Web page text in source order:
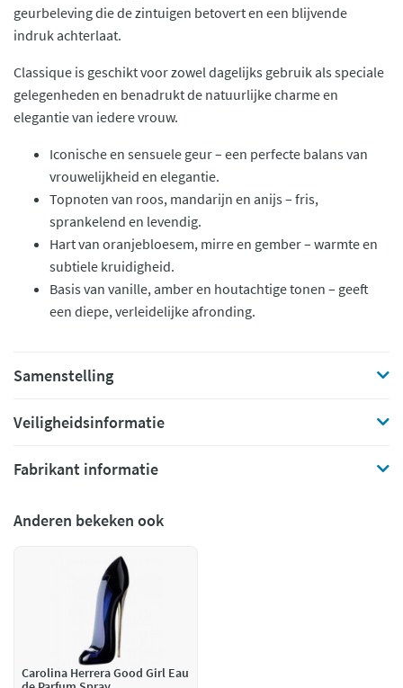
geurbeleving die de zintuigen betovert en een blijvende
indruk achterlaat.
Classique is geschikt voor zowel dagelijks gebruik als speciale
gelegenheden en benadrukt de natuurlijke charme en
elegantie van iedere vrouw.
Iconische en sensuele geur – een perfecte balans van
vrouwelijkheid en elegantie.
Topnoten van roos, mandarijn en anijs – fris,
sprankelend en levendig.
Hart van oranjebloesem, mirre en gember – warmte en
subtiele kruidigheid.
Basis van vanille, amber en houtachtige tonen – geeft
een diepe, verleidelijke afronding.
Samenstelling
Veiligheidsinformatie
Fabrikant informatie
Anderen bekeken ook
Carolina Herrera Good Girl Eau